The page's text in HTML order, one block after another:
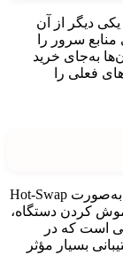
دیگر از آن
سرور را
به‌جای خرید
فعلی را
در بسیاری از مدل‌های پیشرفته اچ‌ پی، قطعات به‌صورت Hot-Swap
کردن دستگاه،
است که در
بسیار مؤثر